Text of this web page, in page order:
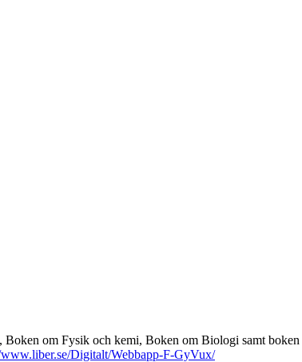
om Fysik och kemi, Boken om Biologi samt
Digitalt/Webbapp-F-GyVux/